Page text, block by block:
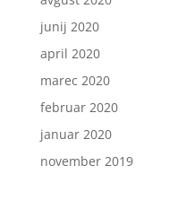
junij 2020
april 2020
marec 2020
februar 2020
januar 2020
november 2019